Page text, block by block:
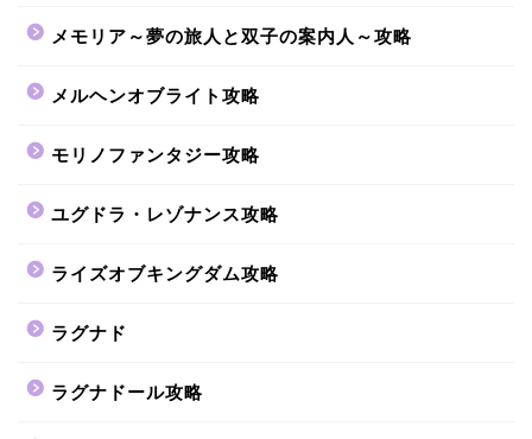
メモリア～夢の旅人と双子の案内人～攻略
メルヘンオブライト攻略
モリノファンタジー攻略
ユグドラ・レゾナンス攻略
ライズオブキングダム攻略
ラグナド
ラグナドール攻略